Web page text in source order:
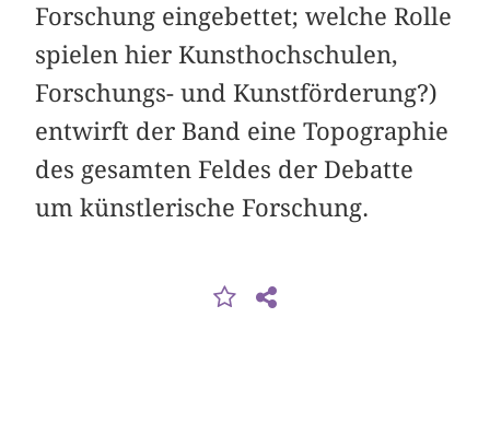
Forschung eingebettet; welche Rolle
spielen hier Kunsthochschulen,
Forschungs- und Kunstförderung?)
entwirft der Band eine Topographie
des gesamten Feldes der Debatte
um künstlerische Forschung.